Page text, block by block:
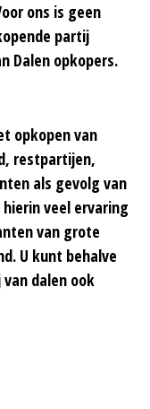
ons is geen
partij
Dalen opkopers.
opkopen van
restpartijen,
als gevolg van
veel ervaring
van grote
U kunt behalve
dalen ook